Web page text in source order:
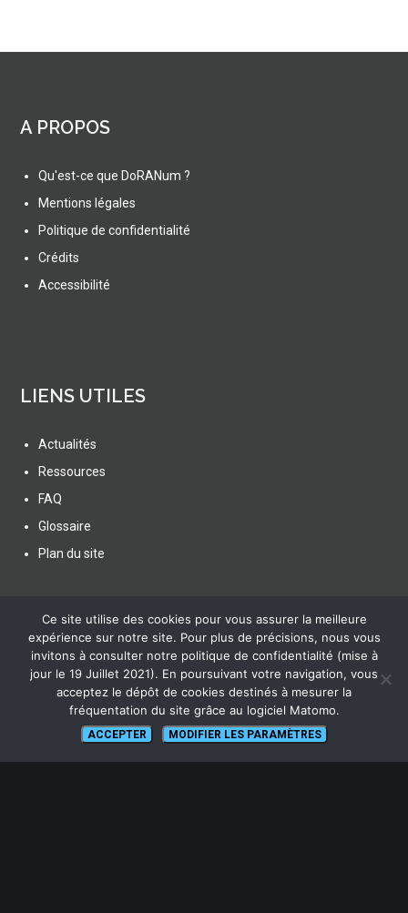
A PROPOS
Qu'est-ce que DoRANum ?
Mentions légales
Politique de confidentialité
Crédits
Accessibilité
LIENS UTILES
Actualités
Ressources
FAQ
Glossaire
Plan du site
SUIVEZ NOUS
lien vers Canal U
Ce site utilise des cookies pour vous assurer la meilleure
expérience sur notre site. Pour plus de précisions, nous vous
invitons à consulter notre politique de confidentialité (mise à
jour le 19 Juillet 2021). En poursuivant votre navigation, vous
acceptez le dépôt de cookies destinés à mesurer la
fréquentation du site grâce au logiciel Matomo.
ACCEPTER MODIFIER LES PARAMÈTRES